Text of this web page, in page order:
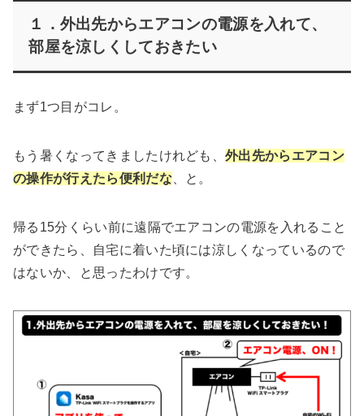
１．外出先からエアコンの電源を入れて、
部屋を涼しくしておきたい
まず1つ目がコレ。
もう暑くなってきましたけれども、外出先からエアコン
の操作が行えたら便利だな、と。
帰る15分くらい前に遠隔でエアコンの電源を入れること
ができたら、自宅に着いた頃には涼しくなっているので
はないか、と思ったわけです。